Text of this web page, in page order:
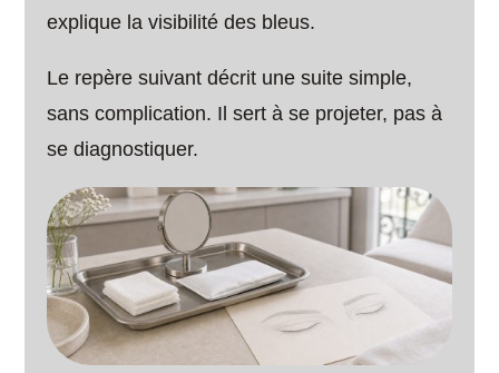
explique la visibilité des bleus.
Le repère suivant décrit une suite simple,
sans complication. Il sert à se projeter, pas à
se diagnostiquer.